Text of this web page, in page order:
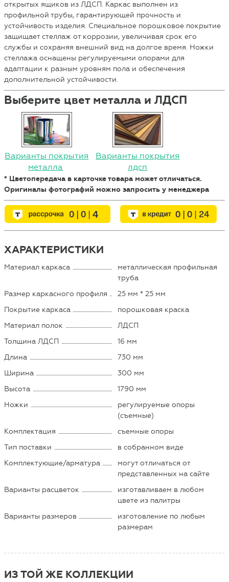
открытых ящиков из ЛДСП. Каркас выполнен из
профильной трубы, гарантирующей прочность и
устойчивость изделия. Специальное порошковое покрытие
защищает стеллаж от коррозии, увеличивая срок его
службы и сохраняя внешний вид на долгое время. Ножки
стеллажа оснащены регулируемыми опорами для
адаптации к разным уровням пола и обеспечения
дополнительной устойчивости.
Выберите цвет металла и ЛДСП
Варианты покрытия
металла
Варианты покрытия
лдсп
* Цветопередача в карточке товара может отличаться.
Оригиналы фотографий можно запросить у менеджера
ХАРАКТЕРИСТИКИ
Материал каркаса
металлическая профильная
труба
Размер каркасного профиля
25 мм * 25 мм
Покрытие каркаса
порошковая краска
Материал полок
ЛДСП
Толщина ЛДСП
16 мм
Длина
730 мм
Ширина
300 мм
Высота
1790 мм
Ножки
регулируемые опоры
(съемные)
Комплектация
съемные опоры
Тип поставки
в собранном виде
Комплектующие/арматура
могут отличаться от
представленных на сайте
Варианты расцветок
изготавливаем в любом
цвете из палитры
Варианты размеров
изготовление по любым
размерам
ИЗ ТОЙ ЖЕ КОЛЛЕКЦИИ